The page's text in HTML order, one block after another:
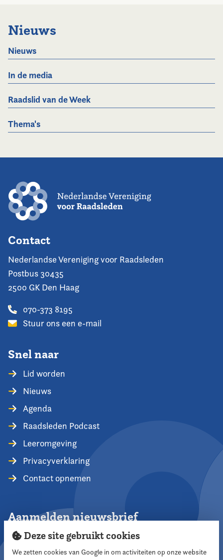
Nieuws
Nieuws
In de media
Raadslid van de Week
Thema's
Contact
Nederlandse Vereniging voor Raadsleden
Postbus 30435
2500 GK Den Haag
070-373 8195
Stuur ons een e-mail
Snel naar
Lid worden
Nieuws
Agenda
Raadsleden Podcast
Leeromgeving
Privacyverklaring
Contact opnemen
Aanmelden nieuwsbrief
Deze site gebruikt cookies
We zetten cookies van Google in om activiteiten op onze website